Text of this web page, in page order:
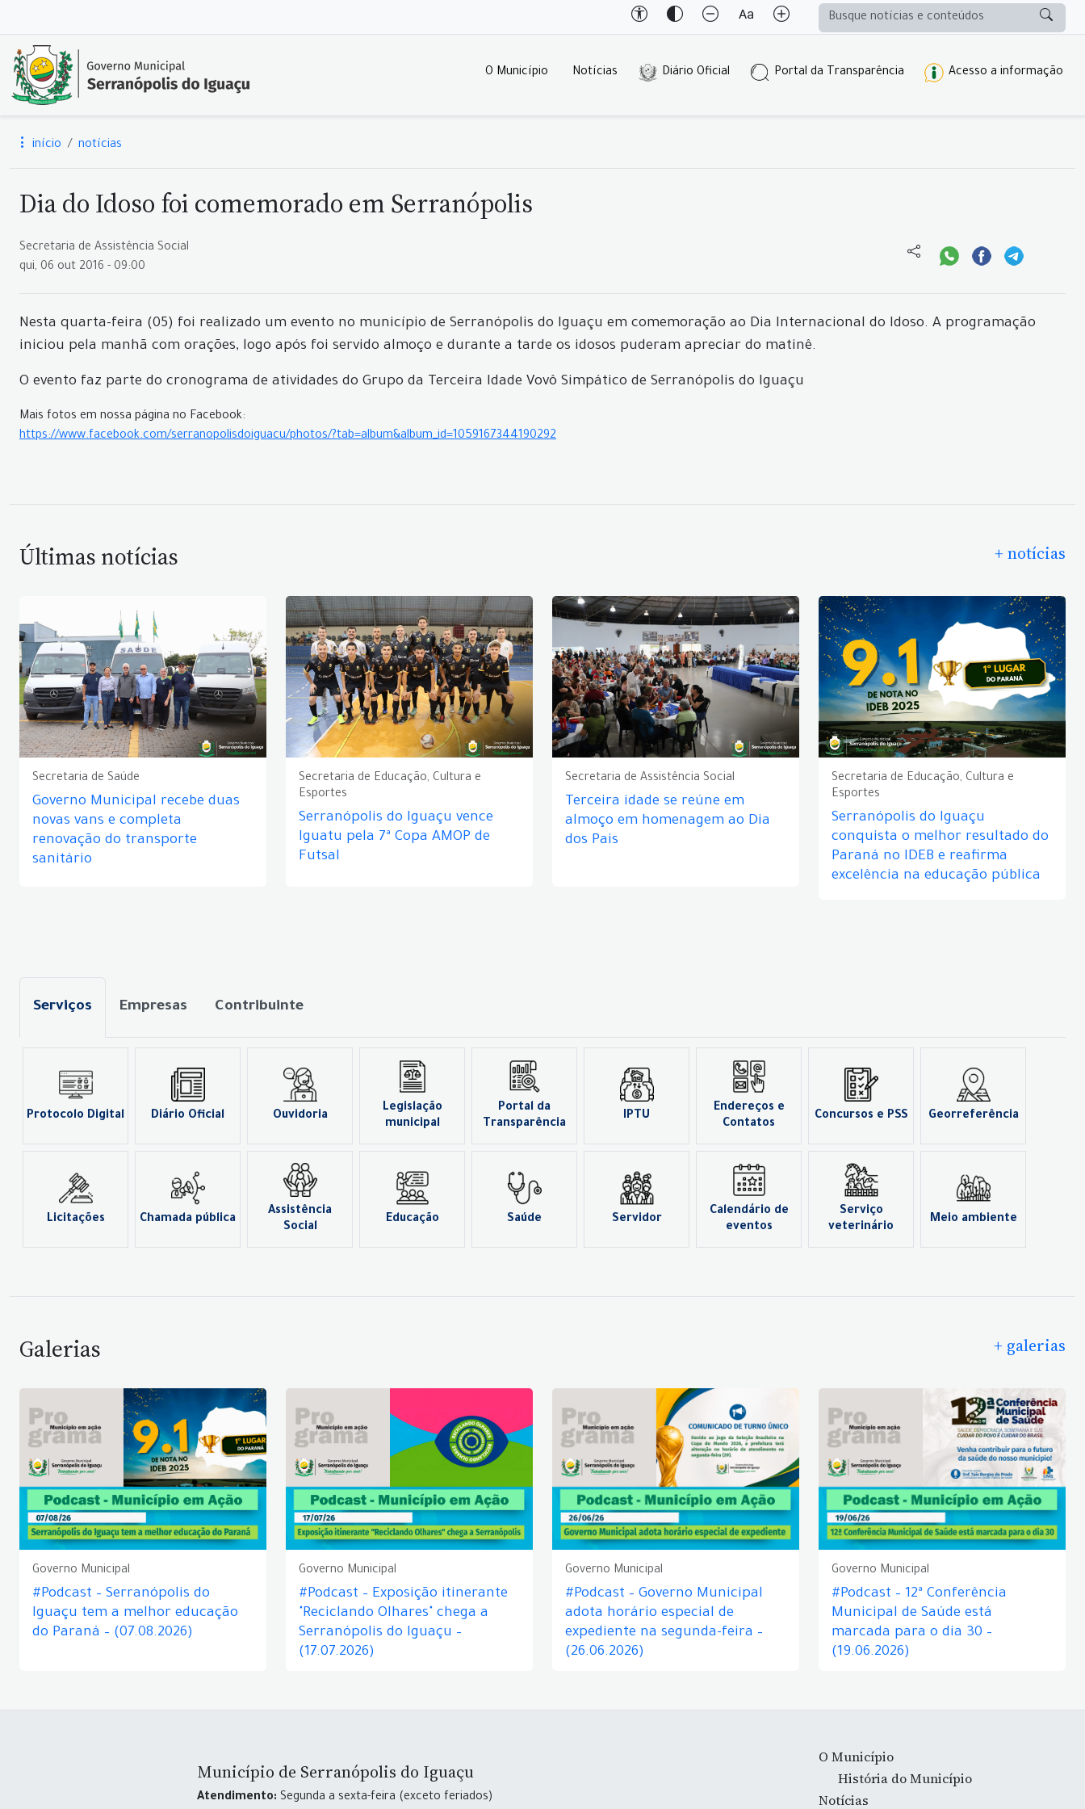
O Município Notícias Diário Oficial Portal da Transparência Acesso a informação
início notícias
Dia do Idoso foi comemorado em Serranópolis
Secretaria de Assistência Social
qui, 06 out 2016 - 09:00
Nesta quarta-feira (05) foi realizado um evento no município de Serranópolis do Iguaçu em comemoração ao Dia Internacional do Idoso. A programação
iniciou pela manhã com orações, logo após foi servido almoço e durante a tarde os idosos puderam apreciar do matinê.
O evento faz parte do cronograma de atividades do Grupo da Terceira Idade Vovô Simpático de Serranópolis do Iguaçu
Mais fotos em nossa página no Facebook:
https://www.facebook.com/serranopolisdoiguacu/photos/?tab=album&album_id=1059167344190292
Últimas notícias + notícias
Secretaria de Saúde
Governo Municipal recebe duas
novas vans e completa
renovação do transporte
sanitário
Secretaria de Educação, Cultura e
Esportes
Serranópolis do Iguaçu vence
Iguatu pela 7ª Copa AMOP de
Futsal
Secretaria de Assistência Social
Terceira idade se reúne em
almoço em homenagem ao Dia
dos Pais
Secretaria de Educação, Cultura e
Esportes
Serranópolis do Iguaçu
conquista o melhor resultado do
Paraná no IDEB e reafirma
excelência na educação pública
Serviços Empresas Contribuinte
Protocolo Digital Diário Oficial Ouvidoria
Legislação
municipal
Portal da
Transparência
IPTU
Endereços e
Contatos
Concursos e PSS Georreferência
Licitações Chamada pública
Assistência
Social
Educação Saúde Servidor
Calendário de
eventos
Serviço
veterinário
Meio ambiente
Galerias + galerias
Governo Municipal
#Podcast – Serranópolis do
Iguaçu tem a melhor educação
do Paraná – (07.08.2026)
Governo Municipal
#Podcast – Exposição itinerante
"Reciclando Olhares" chega a
Serranópolis do Iguaçu –
(17.07.2026)
Governo Municipal
#Podcast – Governo Municipal
adota horário especial de
expediente na segunda-feira –
(26.06.2026)
Governo Municipal
#Podcast – 12ª Conferência
Municipal de Saúde está
marcada para o dia 30 –
(19.06.2026)
Município de Serranópolis do Iguaçu
Atendimento: Segunda a sexta-feira (exceto feriados)
O Município
História do Município
Notícias